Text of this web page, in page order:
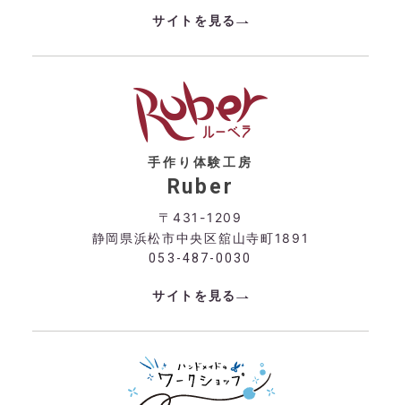
サイトを見る
手作り体験工房
Ruber
〒431-1209
静岡県浜松市中央区舘山寺町1891
053-487-0030
サイトを見る